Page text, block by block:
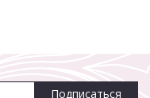
Подписаться